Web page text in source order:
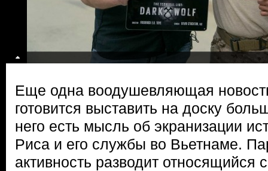
Еще одна воодушевляющая
готовится выставить на доску
него есть мысль об экранизации
Риса и его службы во Вьетнаме.
активность разводит относящийся